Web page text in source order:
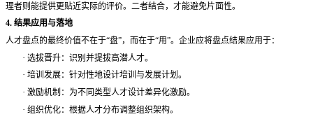
理者则能提供更贴近实际的评价。二者结合，才能避免片面性。
4. 结果应用与落地
人才盘点的最终价值不在于“盘”，而在于“用”。企业应将盘点结果应用于：
· 选拔晋升：识别并提拔高潜人才。
· 培训发展：针对性地设计培训与发展计划。
· 激励机制：为不同类型人才设计差异化激励。
· 组织优化：根据人才分布调整组织架构。